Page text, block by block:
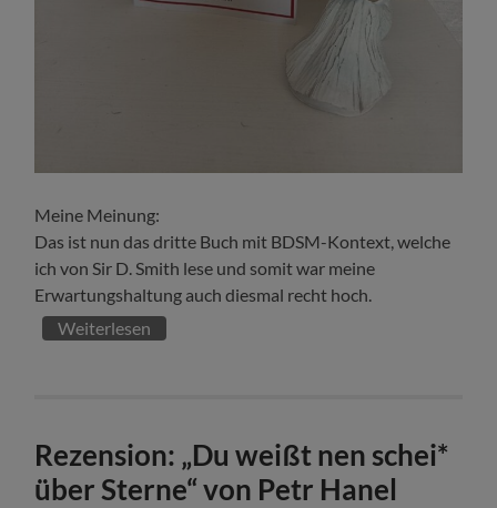
Meine Meinung:
Das ist nun das dritte Buch mit BDSM-Kontext, welche
ich von Sir D. Smith lese und somit war meine
Erwartungshaltung auch diesmal recht hoch.
Weiterlesen
Rezension: „Du weißt nen schei*
über Sterne“ von Petr Hanel